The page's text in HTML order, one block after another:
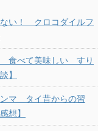
い！ クロコダイルフ
食べて美味しい すり
】
マ タイ昔からの習
想】